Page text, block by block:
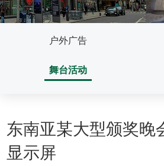
户外广告
舞台活动
东南亚某大型颁奖晚
显示屏